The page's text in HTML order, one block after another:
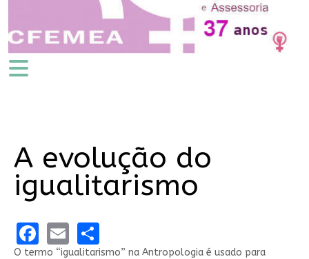
A evolução do
igualitarismo
Facebook
EmailShare
O termo “igualitarismo” na Antropologia é usado para